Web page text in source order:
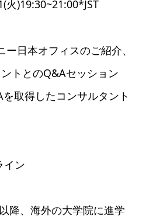
)19:30~21:00*JST
日本オフィスのご紹介、
トとのQ&Aセッション
を取得したコンサルタント
イン
降、海外の大学院に進学